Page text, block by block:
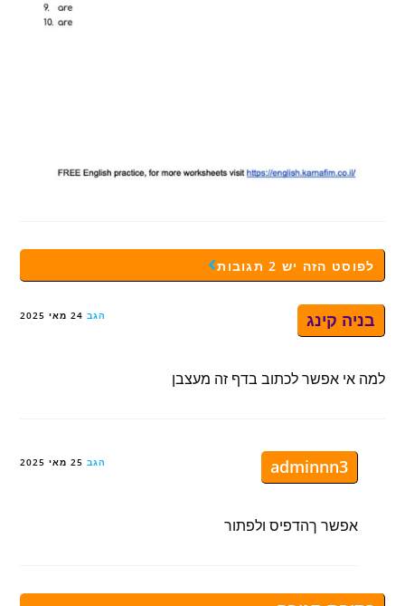
לפוסט הזה יש 2 תגובות
בניה קינג הגב 24 מאי 2025
למה אי אפשר לכתוב בדף זה מעצבן
adminnn3 הגב 25 מאי 2025
אפשר ךהדפיס ולפתור